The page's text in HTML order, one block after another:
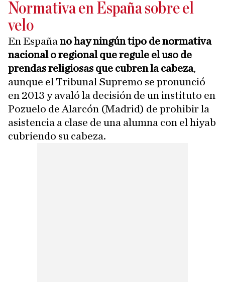
Normativa en España sobre el
velo
En España no hay ningún tipo de normativa
nacional o regional que regule el uso de
prendas religiosas que cubren la cabeza,
aunque el Tribunal Supremo se pronunció
en 2013 y avaló la decisión de un instituto en
Pozuelo de Alarcón (Madrid) de prohibir la
asistencia a clase de una alumna con el hiyab
cubriendo su cabeza.